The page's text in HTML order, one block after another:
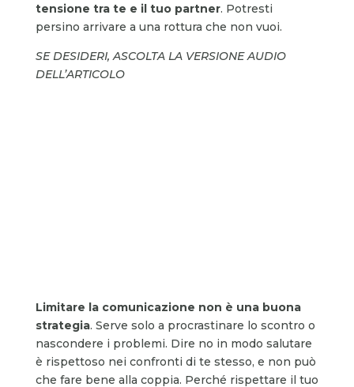
tensione tra te e il tuo partner. Potresti
persino arrivare a una rottura che non vuoi.
SE DESIDERI, ASCOLTA LA VERSIONE AUDIO
DELL’ARTICOLO
Limitare la comunicazione non è una buona
strategia. Serve solo a procrastinare lo scontro o
nascondere i problemi. Dire no in modo salutare
è rispettoso nei confronti di te stesso, e non può
che fare bene alla coppia. Perché rispettare il tuo